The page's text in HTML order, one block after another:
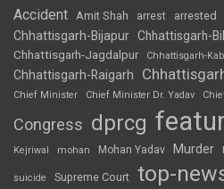
Accident Amit Shah arrest arrested
Chhattisgarh-Bijapur Chhattisgarh-
Chhattisgarh-Jagdalpur Chhattisgarh-
Chhattisgarh-Raigarh
Chief Minister
Chief Minister Dr. Yadav
Congress dprcg
Kejriwal mohan Mohan Yadav Murder
suicide Supreme Court top-